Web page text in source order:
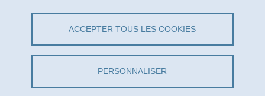
Électricité : le risque de coupure sera
ACCEPTER TOUS LES COOKIES
PERSONNALISER